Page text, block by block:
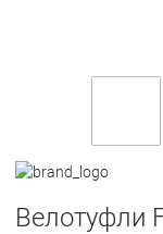
Велотуфли